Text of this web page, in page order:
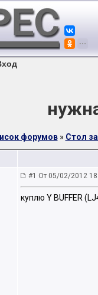
форумов» Стол
#1 От 05/02/2012
куплю Y BUFFER